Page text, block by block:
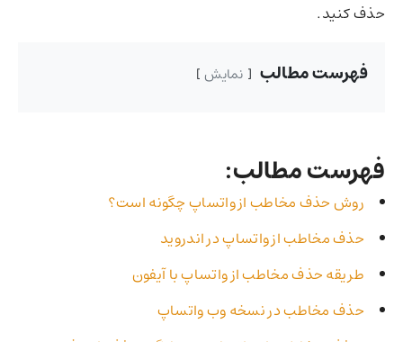
حذف کنید.
فهرست مطالب نمایش
فهرست مطالب:
روش حذف مخاطب از واتساپ چگونه است؟
حذف مخاطب از واتساپ در اندروید
طریقه حذف مخاطب از واتساپ با آیفون
حذف مخاطب در نسخه وب واتساپ